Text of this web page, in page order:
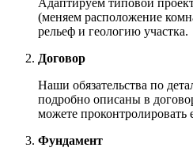
(меняем расположение
рельеф и геологию участка.
Договор
Наши обязательства по
подробно описаны в
можете проконтролировать
Фундамент